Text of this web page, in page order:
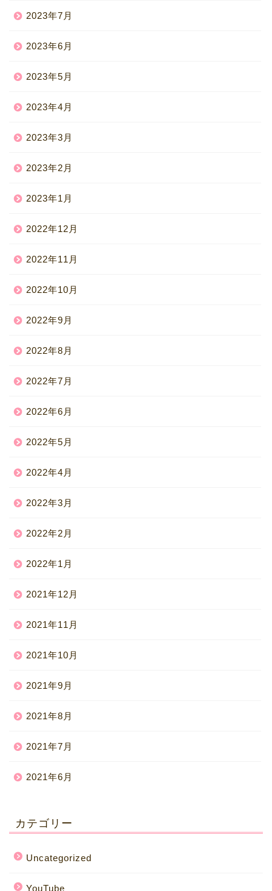
2023年7月
2023年6月
2023年5月
2023年4月
2023年3月
2023年2月
2023年1月
2022年12月
2022年11月
2022年10月
2022年9月
2022年8月
2022年7月
2022年6月
2022年5月
2022年4月
2022年3月
2022年2月
2022年1月
2021年12月
2021年11月
2021年10月
2021年9月
2021年8月
2021年7月
2021年6月
カテゴリー
Uncategorized
YouTube